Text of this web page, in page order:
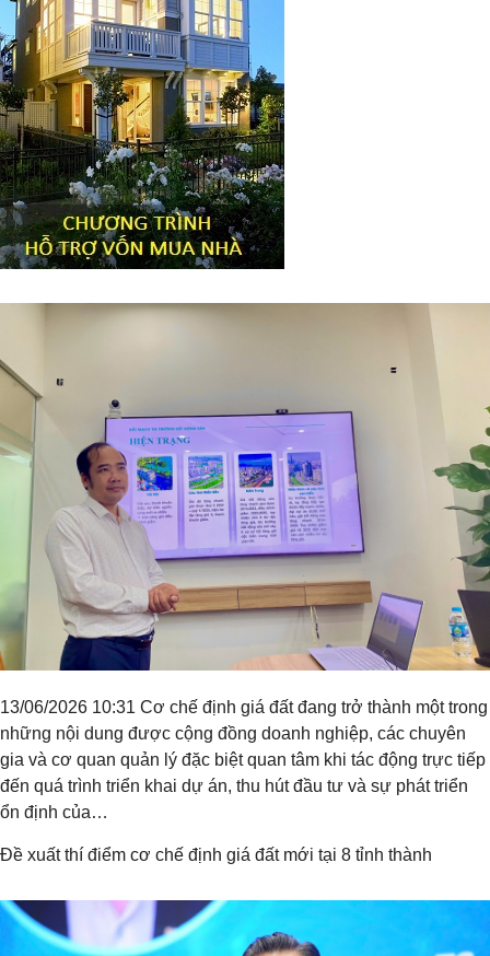
13/06/2026 10:31 Cơ chế định giá đất đang trở thành một trong
những nội dung được cộng đồng doanh nghiệp, các chuyên
gia và cơ quan quản lý đặc biệt quan tâm khi tác động trực tiếp
đến quá trình triển khai dự án, thu hút đầu tư và sự phát triển
ổn định của…
Đề xuất thí điểm cơ chế định giá đất mới tại 8 tỉnh thành